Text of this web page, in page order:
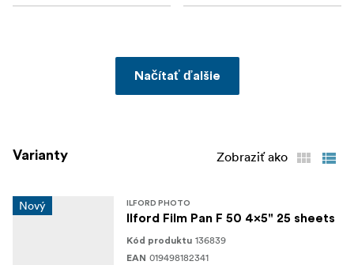
Načítať ďalšie
Varianty Zobraziť ako
Nový ILFORD PHOTO
Ilford Film Pan F 50 4x5" 25 sheets
Kód produktu 136839
EAN 019498182341